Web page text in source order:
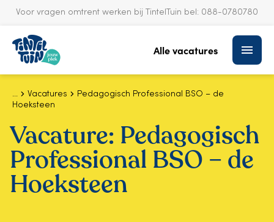
Voor vragen omtrent werken bij TintelTuin bel: 088-0780780
Alle vacatures
Vacatures
Pedagogisch Professional BSO – de
Hoeksteen
Vacature: Pedagogisch
Professional BSO – de
Hoeksteen